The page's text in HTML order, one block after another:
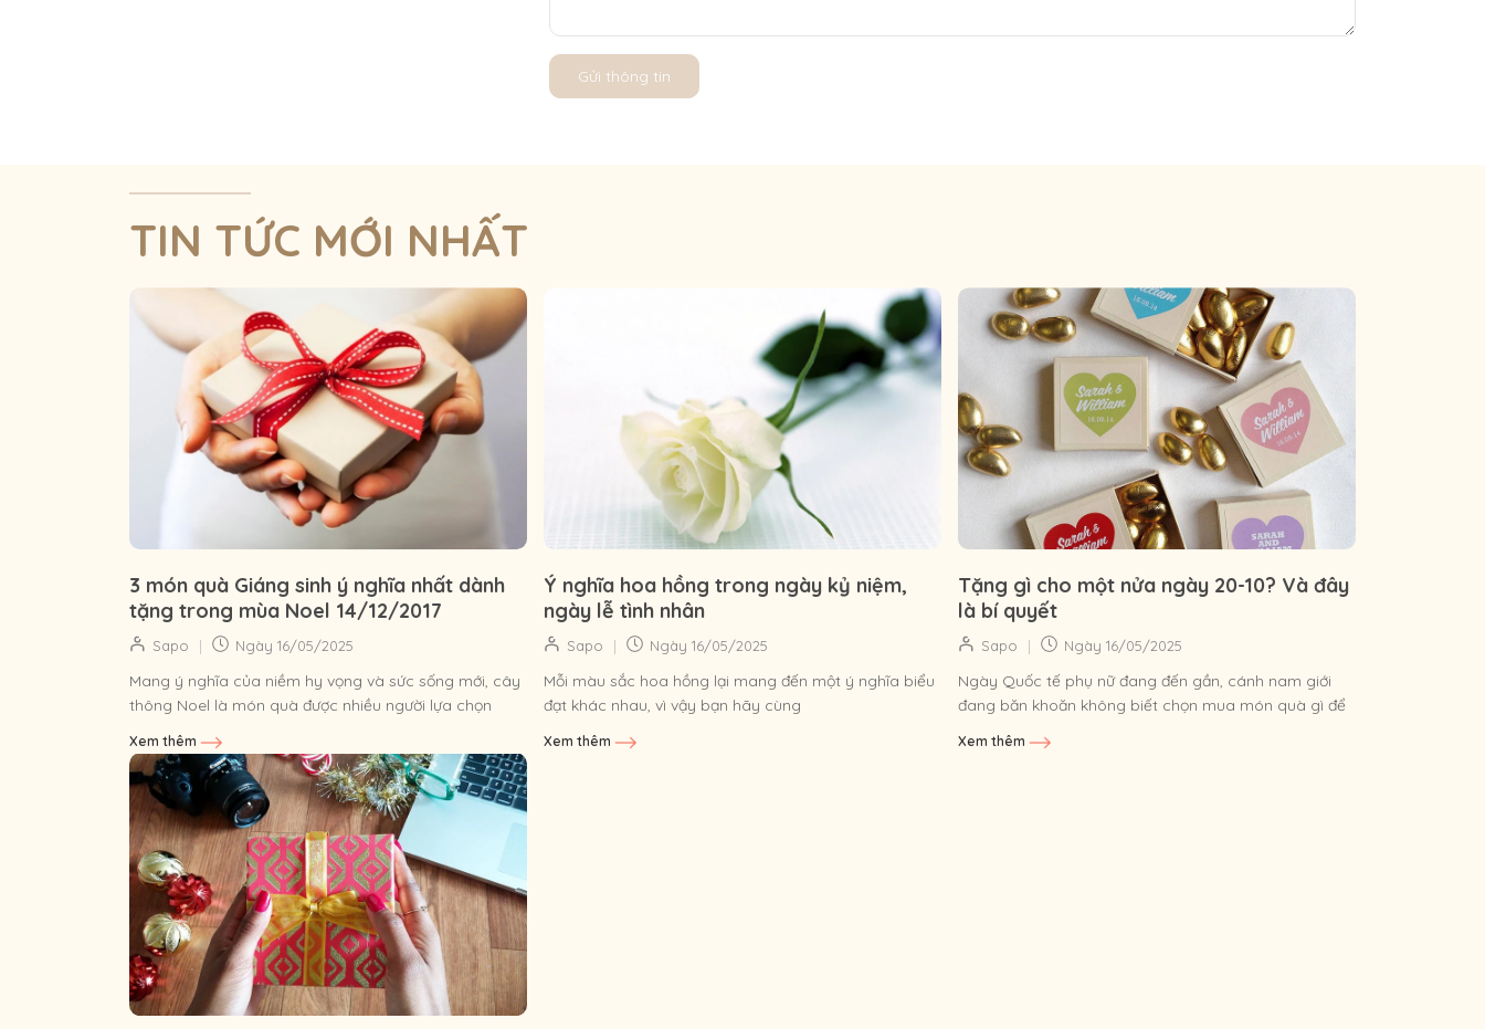
Gửi thông tin
TIN TỨC MỚI NHẤT
3 món quà Giáng sinh ý nghĩa nhất dành
tặng trong mùa Noel 14/12/2017
Sapo | Ngày 16/05/2025
Mang ý nghĩa của niềm hy vọng và sức sống mới, cây
thông Noel là món quà được nhiều người lựa chọn
Xem thêm
Ý nghĩa hoa hồng trong ngày kỷ niệm,
ngày lễ tình nhân
Sapo | Ngày 16/05/2025
Mỗi màu sắc hoa hồng lại mang đến một ý nghĩa biểu
đạt khác nhau, vì vậy bạn hãy cùng
Xem thêm
Tặng gì cho một nửa ngày 20-10? Và đây
là bí quyết
Sapo | Ngày 16/05/2025
Ngày Quốc tế phụ nữ đang đến gần, cánh nam giới
đang băn khoăn không biết chọn mua món quà gì để
Xem thêm